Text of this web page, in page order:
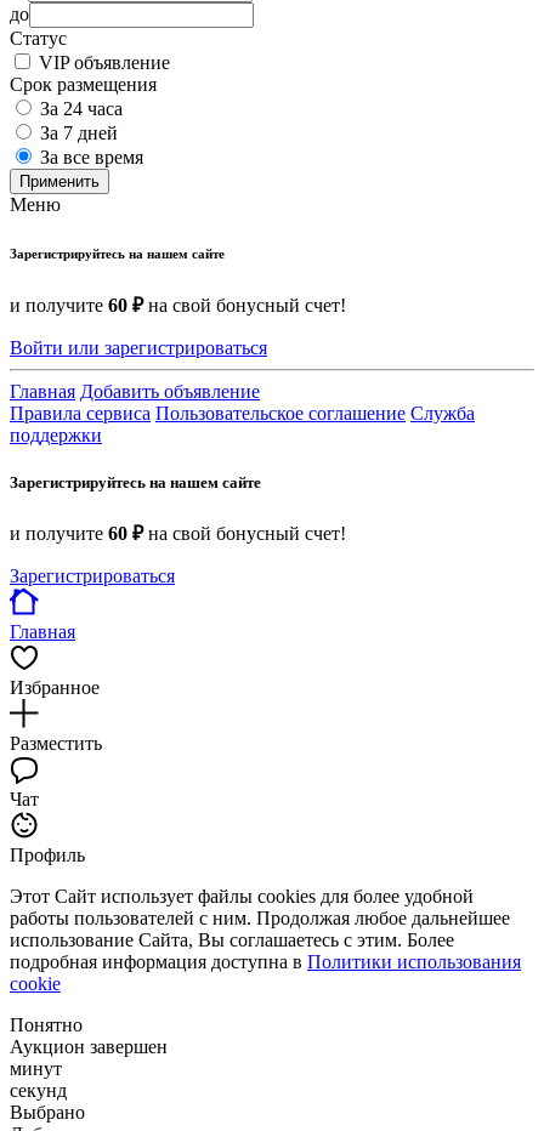
до
Статус
VIP объявление
Срок размещения
За 24 часа
За 7 дней
За все время
Применить
Меню
Зарегистрируйтесь на нашем сайте
и получите 60 ₽на свой бонусный счет!
Войти или зарегистрироваться
Главная Добавить объявление
Правила сервиса Пользовательское соглашение Служба
поддержки
Зарегистрируйтесь на нашем сайте
и получите 60 ₽на свой бонусный счет!
Зарегистрироваться
Главная
Избранное
Разместить
Чат
Профиль
Этот Сайт использует файлы cookies для более удобной
работы пользователей с ним. Продолжая любое дальнейшее
использование Сайта, Вы соглашаетесь с этим. Более
подробная информация доступна в Политики использования
cookie
Понятно
Аукцион завершен
минут
секунд
Выбрано